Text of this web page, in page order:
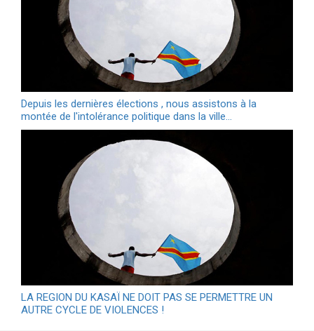
Depuis les dernières élections , nous assistons à la
montée de l'intolérance politique dans la ville…
LA REGION DU KASAÏ NE DOIT PAS SE PERMETTRE UN
AUTRE CYCLE DE VIOLENCES !